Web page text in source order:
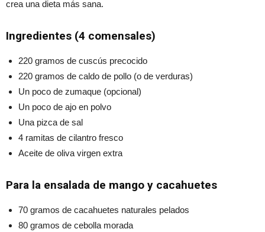
crea una dieta más sana.
Ingredientes (4 comensales)
220 gramos de cuscús precocido
220 gramos de caldo de pollo (o de verduras)
Un poco de zumaque (opcional)
Un poco de ajo en polvo
Una pizca de sal
4 ramitas de cilantro fresco
Aceite de oliva virgen extra
Para la ensalada de mango y cacahuetes
70 gramos de cacahuetes naturales pelados
80 gramos de cebolla morada